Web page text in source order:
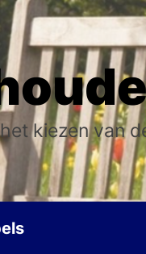
kiezen van